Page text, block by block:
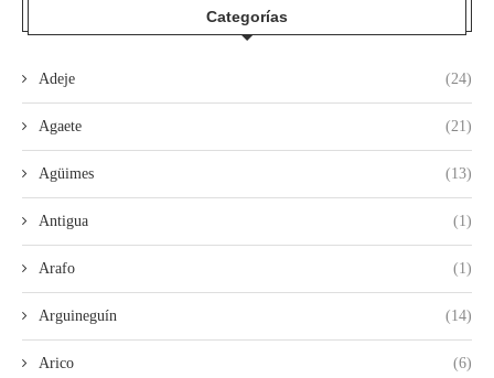
Categorías
Adeje (24)
Agaete (21)
Agüimes (13)
Antigua (1)
Arafo (1)
Arguineguín (14)
Arico (6)